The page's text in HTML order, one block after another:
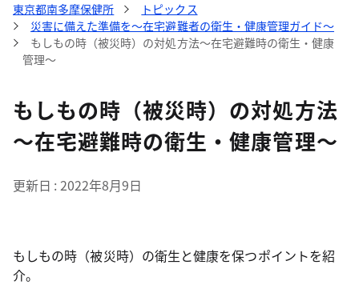
東京都南多摩保健所
トピックス
災害に備えた準備を～在宅避難者の衛生・健康管理ガイド～
もしもの時（被災時）の対処方法～在宅避難時の衛生・健康
管理～
もしもの時（被災時）の対処方法
～在宅避難時の衛生・健康管理～
更新日 2022年8月9日
もしもの時（被災時）の衛生と健康を保つポイントを紹
介。